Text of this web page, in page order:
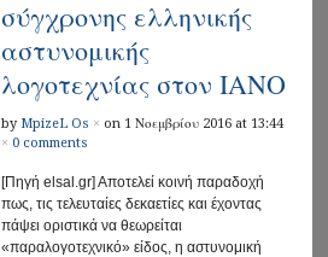
σύγχρονης ελληνικής
αστυνομικής
λογοτεχνίας στον ΙΑΝΟ
by MpizeL Os × on 1 Νοεμβρίου 2016 at 13:44
× 0 comments
[Πηγή elsal.gr] Αποτελεί κοινή παραδοχή
πως, τις τελευταίες δεκαετίες και έχοντας
πάψει οριστικά να θεωρείται
«παραλογοτεχνικό» είδος, η αστυνομική